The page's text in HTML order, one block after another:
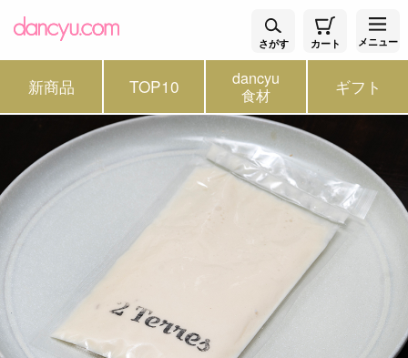
さがす カート メニュー
新商品 TOP10 dancyu
食材 ギフト